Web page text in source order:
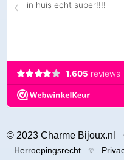
© 2023 Charme Bijoux.nl
Herroepingsrecht